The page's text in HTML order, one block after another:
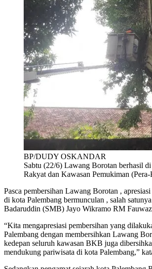
BP/DUDY OSKANDAR
Sabtu (22/6) Lawang Borotan berhasil
Rakyat dan Kawasan Pemukiman
Pasca pembersihan Lawang Borotan ,
di kota Palembang bermunculan , salah
Badaruddin (SMB) Jayo Wikramo RM
“Kita mengapresiasi pembersihan yang
Palembang dengan membersihkan Lawang
kedepan seluruh kawasan BKB juga
mendukung pariwisata di kota Palembang,”